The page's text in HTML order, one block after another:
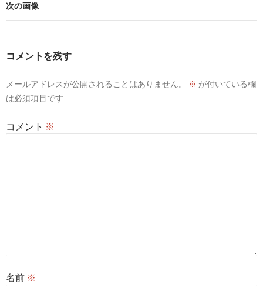
次の画像
コメントを残す
メールアドレスが公開されることはありません。 ※ が付いている欄
は必須項目です
コメント ※
名前 ※